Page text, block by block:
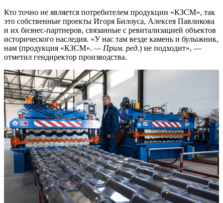
Кто точно не является потребителем продукции «КЗСМ», так
это собственные проекты Игоря Билоуса, Алексея Павликова
и их бизнес-партнеров, связанные с ревитализацией объектов
исторического наследия. «У нас там везде камень и булыжник,
нам (продукция «КЗСМ». — Прим. ред.) не подходит», —
отметил гендиректор производства.